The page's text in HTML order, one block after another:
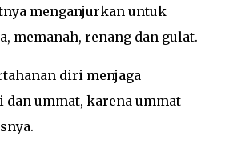
menganjurkan untuk
memanah, renang dan gulat.
diri menjaga
ummat, karena ummat